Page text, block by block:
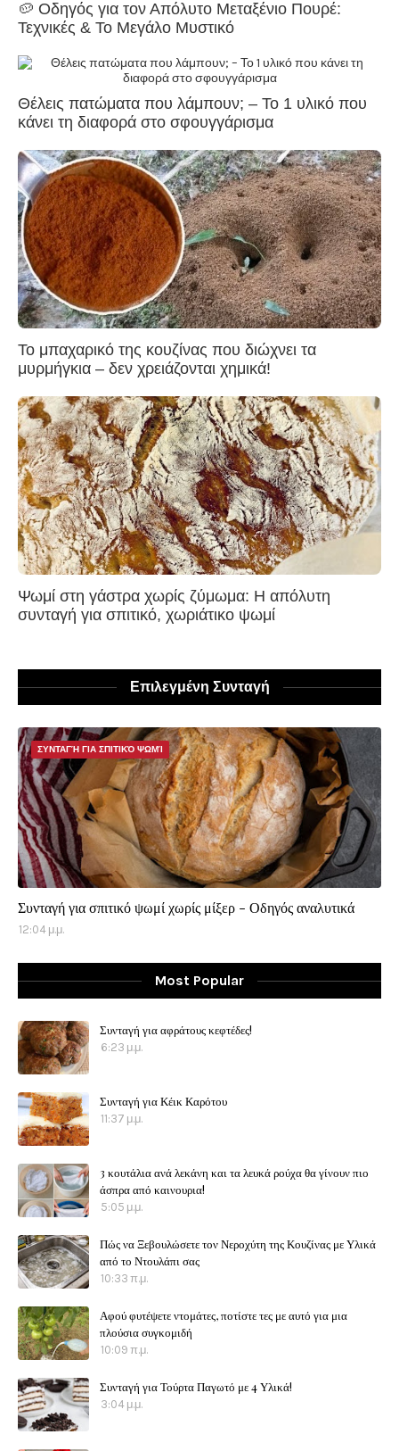
🥔 Οδηγός για τον Απόλυτο Μεταξένιο Πουρέ:
Τεχνικές & Το Μεγάλο Μυστικό
Θέλεις πατώματα που λάμπουν; – Το 1 υλικό που
κάνει τη διαφορά στο σφουγγάρισμα
Το μπαχαρικό της κουζίνας που διώχνει τα
μυρμήγκια – δεν χρειάζονται χημικά!
Ψωμί στη γάστρα χωρίς ζύμωμα: Η απόλυτη
συνταγή για σπιτικό, χωριάτικο ψωμί
Επιλεγμένη Συνταγή
ΣΥΝΤΑΓΉ ΓΙΑ ΣΠΙΤΙΚΌ ΨΩΜΊ
Συνταγή για σπιτικό ψωμί χωρίς μίξερ - Οδηγός αναλυτικά
12:04 μ.μ.
Most Popular
Συνταγή για αφράτους κεφτέδες!
6:23 μ.μ.
Συνταγή για Κέικ Καρότου
11:37 μ.μ.
3 κουτάλια ανά λεκάνη και τα λευκά ρούχα θα γίνουν πιο
άσπρα από καινουρια!
5:05 μ.μ.
Πώς να Ξεβουλώσετε τον Νεροχύτη της Κουζίνας με Υλικά
από το Ντουλάπι σας
10:33 π.μ.
Αφού φυτέψετε ντομάτες, ποτίστε τες με αυτό για μια
πλούσια συγκομιδή
10:09 π.μ.
Συνταγή για Τούρτα Παγωτό με 4 Υλικά!
3:04 μ.μ.